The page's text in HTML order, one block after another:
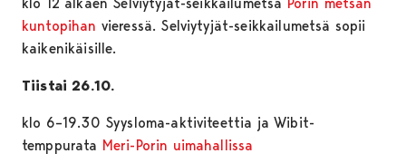
klo 12 alkaen Selviytyjät-seikkailumetsä Porin metsän
kuntopihan vieressä. Selviytyjät-seikkailumetsä sopii
kaikenikäisille.
Tiistai 26.10.
klo 6–19.30 Syysloma-aktiviteettia ja Wibit-
temppurata Meri-Porin uimahallissa